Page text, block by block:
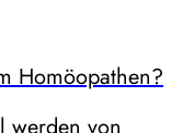
Homöopathen?
werden von